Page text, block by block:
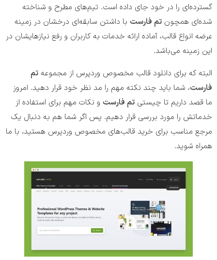
گسترده‌ای را در خود جای داده است. تیم‌های مطرح و شناخته
شده‌ای همچون تم فارست با داشتن سابقه‌ای درخشان در زمینه
عرضه انواع قالب، آماده ارائه خدمات به کاربران و رفع نیاز‌هایشان در
این زمینه می‌باشد.
البته که برای دانلود قالب مخصوص وردپرس از مجموعه تم
فارست، شما باید چند نکته مهم را مد نظر خود قرار دهید. امروز
ما قصد داریم تا چیستی تم فارست و نکات مهم برای استفاده از
خدماتش را مورد بررسی قرار دهیم. پس اگر شما هم به دنبال یک
مرجع مناسب برای خرید قالب‌های مخصوص وردپرس هستید، با ما
همراه شوید.